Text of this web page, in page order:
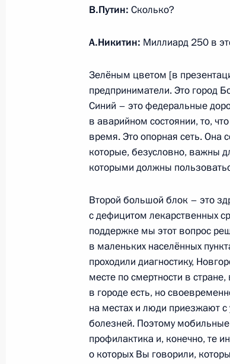
Разделы сайта
Президента
России
События
Структура
Документы
Контакты
Поиск
Подписаться
Справочник
Версия для людей
с ограниченными
возможностями
Текущий
Кремлю
Дикая
В.Путин: Сколько?
А.Никитин: Миллиард 250 в
Зелёным цветом [в
предприниматели. Это город
Синий – это федеральные
в аварийном состоянии, то,
время. Это опорная сеть.
которые, безусловно, важны
которыми должны
Второй большой блок – это
с дефицитом лекарственных
поддержке мы этот вопрос
в маленьких населённых
проходили диагностику,
месте по смертности в
в городе есть, но
на местах и люди приезжают
болезней. Поэтому
профилактика и, конечно, те
о которых Вы говорили,